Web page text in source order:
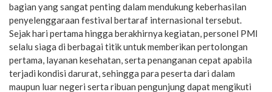
bagian yang sangat penting dalam mendukung keberhasilan
penyelenggaraan festival bertaraf internasional tersebut.
Sejak hari pertama hingga berakhirnya kegiatan, personel PMI
selalu siaga di berbagai titik untuk memberikan pertolongan
pertama, layanan kesehatan, serta penanganan cepat apabila
terjadi kondisi darurat, sehingga para peserta dari dalam
maupun luar negeri serta ribuan pengunjung dapat mengikuti